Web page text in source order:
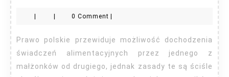
kiedy?
0 Comment
Prawo polskie przewiduje możliwość dochodzenia
świadczeń alimentacyjnych przez jednego z
małżonków od drugiego, jednak zasady te są ściśle